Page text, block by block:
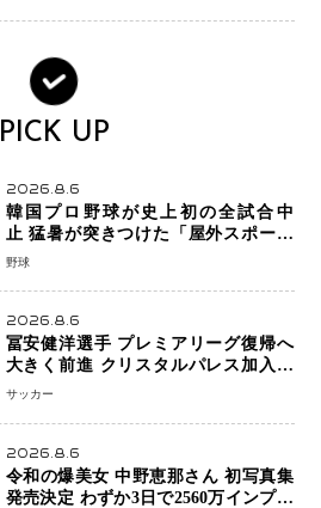
PICK UP
2026.8.6
韓国プロ野球が史上初の全試合中
止 猛暑が突きつけた「屋外スポーツ
の限界」 日本発のドーム型施設時代
野球
2026.8.6
冨安健洋選手 プレミアリーグ復帰へ
大きく前進 クリスタルパレス加入目
前 メディカルチェックも通過
サッカー
2026.8.6
令和の爆美女 中野恵那さん 初写真集
発売決定 わずか3日で2560万インプレ